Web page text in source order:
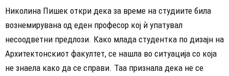
Николина Пишек откри дека за време на студиите била
вознемирувана од еден професор кој ѝ упатувал
несоодветни предлози. Како млада студентка по дизајн на
Архитектонскиот факултет, се нашла во ситуација со која
не знаела како да се справи. Таа признала дека не се